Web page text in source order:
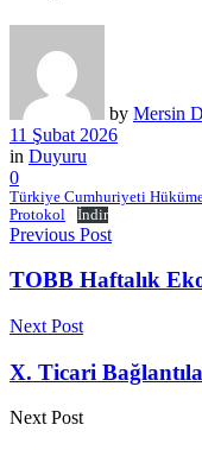
by Mersin
11 Şubat 2026
in Duyuru
0
Türkiye Cumhuriyeti
Protokol
İndir
Previous Post
TOBB Haftalık
Next Post
X. Ticari
Next Post